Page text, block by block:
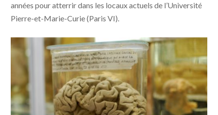
années pour atterrir dans les locaux actuels de l’Université
Pierre-et-Marie-Curie (Paris VI).